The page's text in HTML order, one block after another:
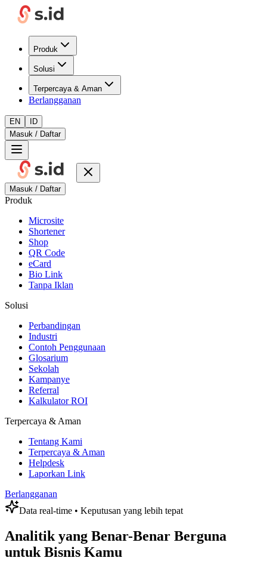
Produk
Solusi
Terpercaya & Aman
Berlangganan
EN
ID
Masuk / Daftar
Masuk / Daftar
Produk
Microsite
Shortener
Shop
QR Code
eCard
Bio Link
Tanpa Iklan
Solusi
Perbandingan
Industri
Contoh Penggunaan
Glosarium
Sekolah
Kampanye
Referral
Kalkulator ROI
Terpercaya & Aman
Tentang Kami
Terpercaya & Aman
Helpdesk
Laporkan Link
Berlangganan
Data real-time • Keputusan yang lebih tepat
Analitik yang Benar-Benar Berguna
untuk Bisnis Kamu